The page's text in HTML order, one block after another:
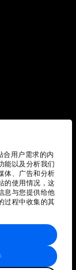
合用户需求的内
能以及分析我们
体、广告和分析
的使用情况，这
息与您提供给他
过程中收集的其